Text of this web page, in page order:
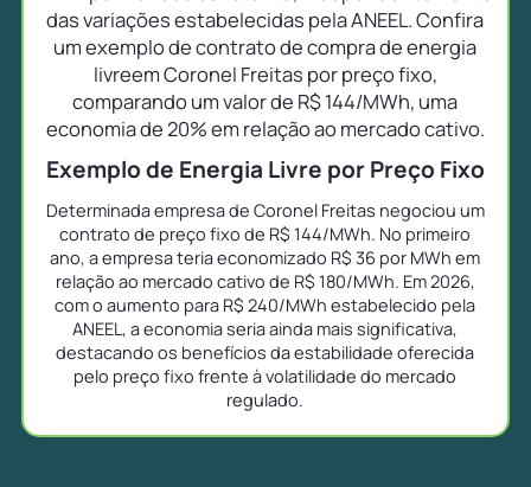
das variações estabelecidas pela ANEEL. Confira
um exemplo de contrato de compra de energia
livreem Coronel Freitas por preço fixo,
comparando um valor de R$ 144/MWh, uma
economia de 20% em relação ao mercado cativo.
Exemplo de Energia Livre por Preço Fixo
Determinada empresa de Coronel Freitas negociou um
contrato de preço fixo de R$ 144/MWh. No primeiro
ano, a empresa teria economizado R$ 36 por MWh em
relação ao mercado cativo de R$ 180/MWh. Em 2026,
com o aumento para R$ 240/MWh estabelecido pela
ANEEL, a economia seria ainda mais significativa,
destacando os benefícios da estabilidade oferecida
pelo preço fixo frente à volatilidade do mercado
regulado.